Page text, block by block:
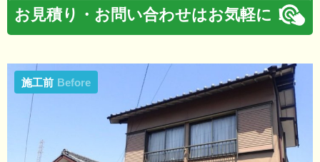
お見積り・お問い合わせはお気軽に！
施工前 Before